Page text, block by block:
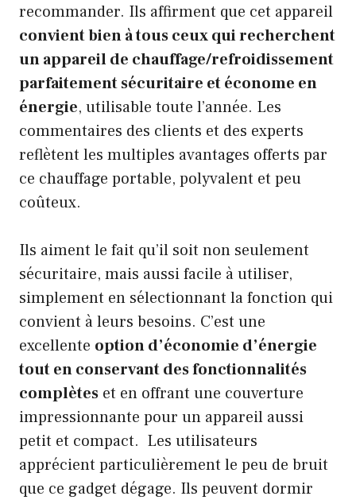
recommander. Ils affirment que cet appareil
convient bien à tous ceux qui recherchent
un appareil de chauffage/refroidissement
parfaitement sécuritaire et économe en
énergie, utilisable toute l’année. Les
commentaires des clients et des experts
reflètent les multiples avantages offerts par
ce chauffage portable, polyvalent et peu
coûteux.
Ils aiment le fait qu’il soit non seulement
sécuritaire, mais aussi facile à utiliser,
simplement en sélectionnant la fonction qui
convient à leurs besoins. C’est une
excellente option d’économie d’énergie
tout en conservant des fonctionnalités
complètes et en offrant une couverture
impressionnante pour un appareil aussi
petit et compact. Les utilisateurs
apprécient particulièrement le peu de bruit
que ce gadget dégage. Ils peuvent dormir